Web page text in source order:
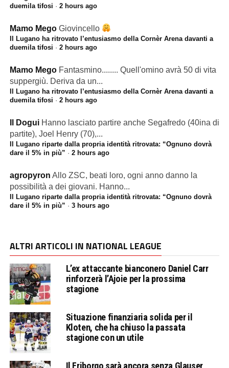
duemila tifosi · 2 hours ago
Mamo Mego Giovincello
Il Lugano ha ritrovato l’entusiasmo della Cornèr Arena davanti a
duemila tifosi · 2 hours ago
Mamo Mego Fantasmino........ Quell'omino avrà 50 di vita
suppergiù. Deriva da un...
Il Lugano ha ritrovato l’entusiasmo della Cornèr Arena davanti a
duemila tifosi · 2 hours ago
Il Dogui Hanno lasciato partire anche Segafredo (40ina di
partite), Joel Henry (70),...
Il Lugano riparte dalla propria identità ritrovata: “Ognuno dovrà
dare il 5% in più” · 2 hours ago
agropyron Allo ZSC, beati loro, ogni anno danno la
possibilità a dei giovani. Hanno...
Il Lugano riparte dalla propria identità ritrovata: “Ognuno dovrà
dare il 5% in più” · 3 hours ago
ALTRI ARTICOLI IN NATIONAL LEAGUE
L’ex attaccante bianconero Daniel Carr
rinforzerà l’Ajoie per la prossima
stagione
Situazione finanziaria solida per il
Kloten, che ha chiuso la passata
stagione con un utile
Il Friborgo sarà ancora senza Glauser